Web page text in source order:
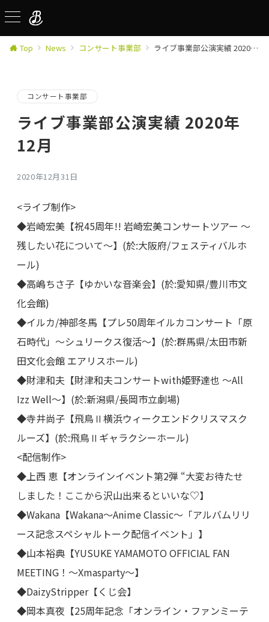
Top News コンサート事業部 ライブ事業部公演実績 2020年12月
コンサート事業部
ライブ事業部公演実績 2020年
12月
2020年12月31日
<ライブ制作>
◆岩崎宏美【祝45周年!! 岩崎宏美コンサートツアー ～
残したい花について～】(於:大阪府/フェスティバルホ
ール)
◆高嶋ちさ子【ゆかいな音楽会】(於:愛知県/豊川市文
化会館)
◆イルカ/神部冬馬【プレ50周年イルカコンサート「原
石時代」～シュリークス復活～】(於:群馬県/太田市新
田文化会館 エアリスホール)
◆財津和夫【財津和夫コンサートwith姫野達也 ～All
Izz Well～】(於:新潟県/長岡市立劇場)
◆寺井尚子【飛鳥Ⅱ横浜ウィークエンドクリスマスク
ルーズ】(於:飛鳥Ⅱギャラクシーホール)
<配信制作>
◆上西 恵【オンラインイベント第2弾 “大変お待たせ
しました！ここから沢山出来るといいな♡】
◆Wakana【Wakana～Anime Classic～「アルバムリリ
ース記念スペシャルトーク配信イベント」】
◆山本裕典【YUSUKE YAMAMOTO OFFICIAL FAN
MEETING！～Xmasparty～】
◆DaizyStripper【くじ会】
◆岡本真夜【25周年記念「オンライン・ファンミーテ